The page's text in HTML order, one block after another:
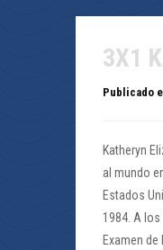
3X1
Publicado
Katheryn
al mundo
Estados
1984. A
Examen